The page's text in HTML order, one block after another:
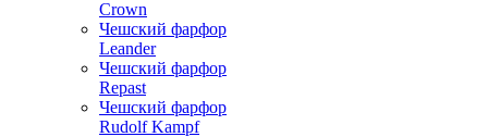
Crown
Чешский фарфор
Leander
Чешский фарфор
Repast
Чешский фарфор
Rudolf Kampf